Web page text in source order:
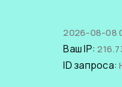
2026-08-08
Ваш IP:
ID запроса: